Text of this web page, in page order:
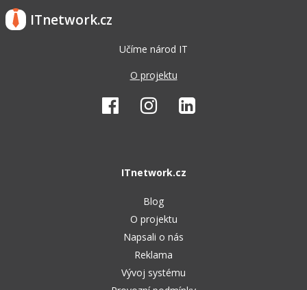
ITnetwork.cz
Učíme národ IT
O projektu
ITnetwork.cz
Blog
O projektu
Napsali o nás
Reklama
Vývoj systému